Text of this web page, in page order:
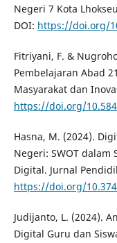
Negeri 7 Kota
DOI: https://doi.org/
Fitriyani, F. &
Pembelajaran Abad
Masyarakat dan
https://doi.org/
Hasna, M. (2024).
Negeri: SWOT dalam
Digital. Jurnal
https://doi.org/
Judijanto, L. (2024).
Digital Guru dan